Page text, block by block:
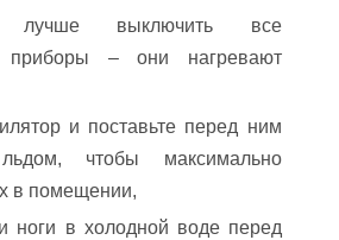
выключить все
приборы – они нагревают
и поставьте перед ним
чтобы максимально
в помещении,
ноги в холодной воде перед